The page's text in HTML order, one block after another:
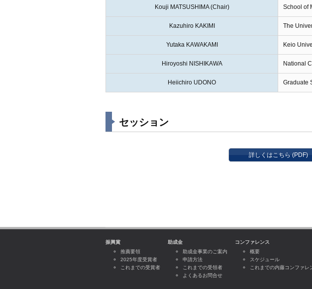
Kouji MATSUSHIMA (Chair) School of
Kazuhiro KAKIMI The
Yutaka KAWAKAMI Keio
Hiroyoshi NISHIKAWA National
Heiichiro UDONO Graduate
セッション
詳しくはこちら (PDF)
振興賞
推薦要領
2025年度受賞者
これまでの受賞者
助成金
助成金事業のご案内
申請方法
これまでの受領者
よくあるお問合せ
コンファレンス
概要
スケジュール
これまでの内藤コンファレ